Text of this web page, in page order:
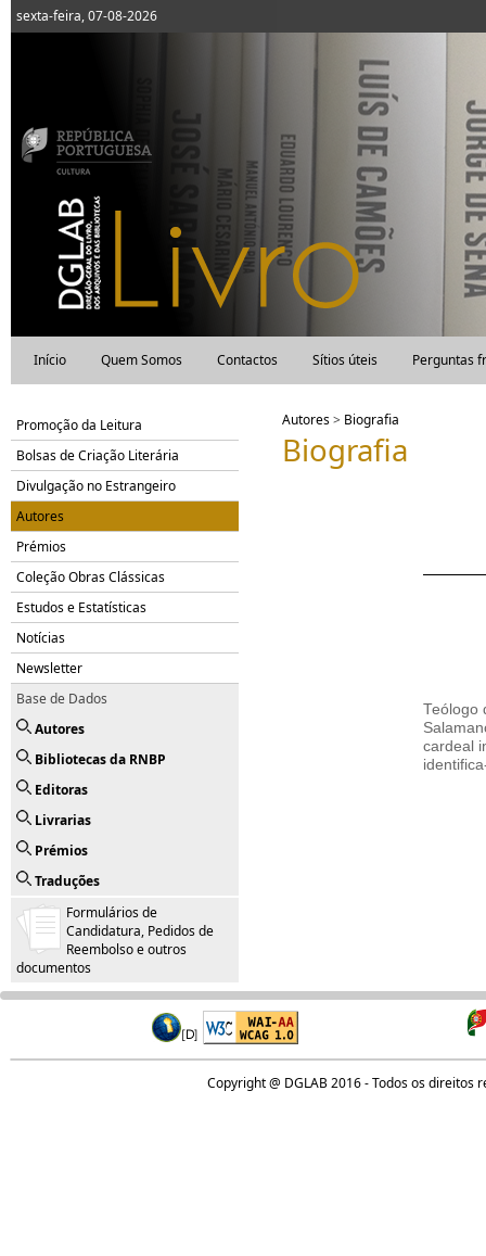
sexta-feira, 07-08-2026
Início Quem Somos Contactos Sítios úteis Perguntas
Promoção da Leitura
Bolsas de Criação Literária
Divulgação no Estrangeiro
Autores
Prémios
Coleção Obras Clássicas
Estudos e Estatísticas
Notícias
Newsletter
Base de Dados
Autores
Bibliotecas da RNBP
Editoras
Livrarias
Prémios
Traduções
Formulários de
Candidatura, Pedidos de
Reembolso e outros
documentos
Autores> Biografia
Biografia
Teólogo
cardeal
Copyright @ DGLAB 2016 - Todos os